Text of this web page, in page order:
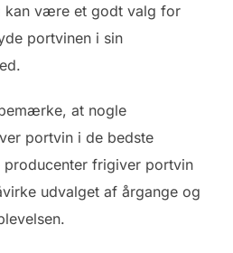
kan være et godt valg for
portvinen i sin
at nogle
portvin i de bedste
producenter frigiver portvin
udvalget af årgange og